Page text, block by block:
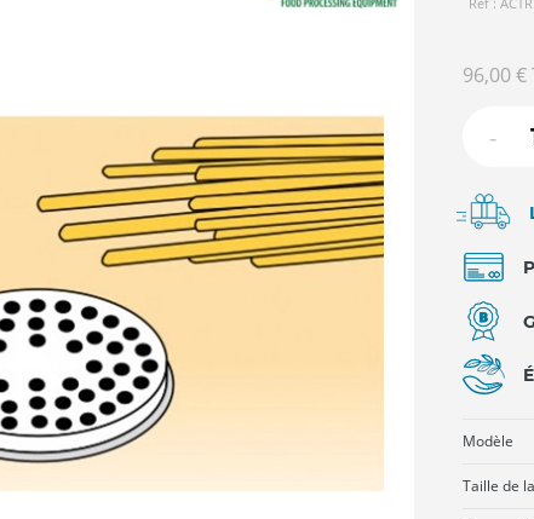
96,00 €
-
Modèle
Taille de